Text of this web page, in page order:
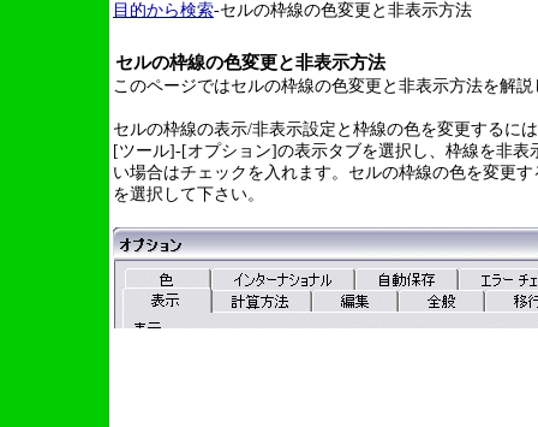
目的から検索-セルの枠線の色変更と非表示方法
セルの枠線の色変更と非表示方法
このページではセルの枠線の色変更と非表示方法を解
セルの枠線の表示/非表示設定と枠線の色を変更するには
[ツール]-[オプション]の表示タブを選択し、枠線を非
い場合はチェックを入れます。セルの枠線の色を変更
を選択して下さい。